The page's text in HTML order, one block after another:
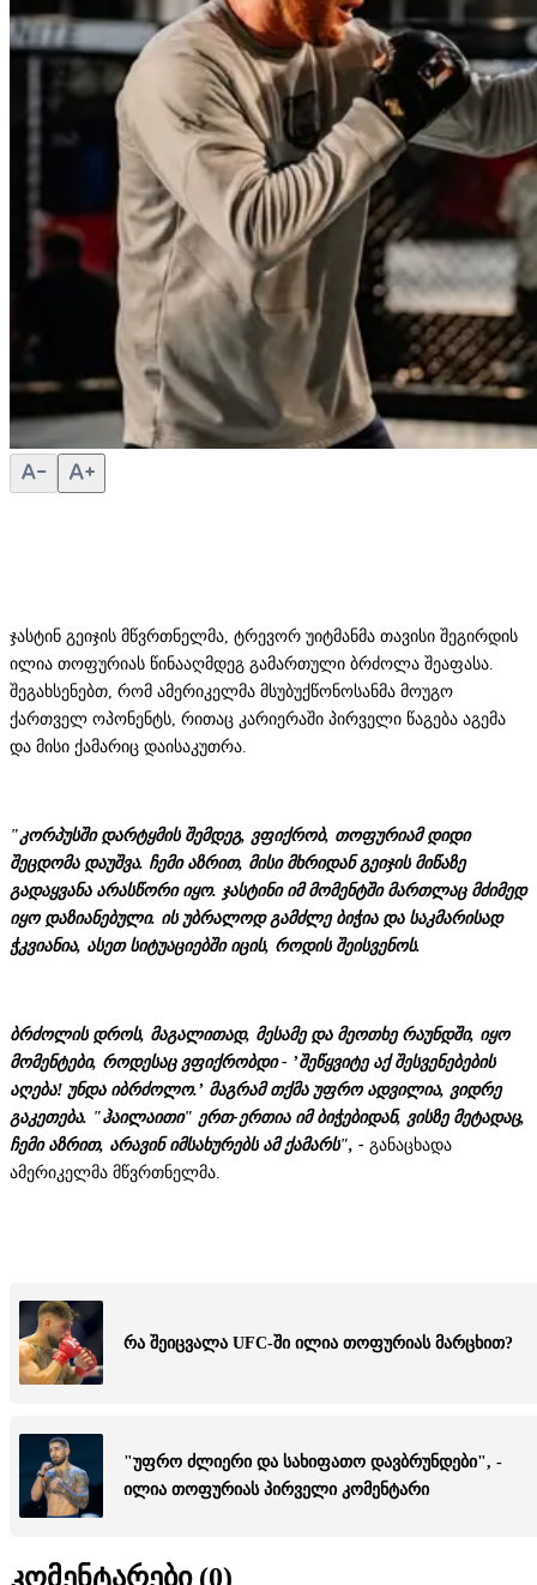
ჯასტინ გეიჯის მწვრთნელმა, ტრევორ უიტმანმა თავისი შეგირდის
ილია თოფურიას წინააღმდეგ გამართული ბრძოლა შეაფასა.
შეგახსენებთ, რომ ამერიკელმა მსუბუქწონოსანმა მოუგო
ქართველ ოპონენტს, რითაც კარიერაში პირველი წაგება აგემა
და მისი ქამარიც დაისაკუთრა.
"კორპუსში დარტყმის შემდეგ, ვფიქრობ, თოფურიამ დიდი
შეცდომა დაუშვა. ჩემი აზრით, მისი მხრიდან გეიჯის მიწაზე
გადაყვანა არასწორი იყო. ჯასტინი იმ მომენტში მართლაც მძიმედ
იყო დაზიანებული. ის უბრალოდ გამძლე ბიჭია და საკმარისად
ჭკვიანია, ასეთ სიტუაციებში იცის, როდის შეისვენოს.
ბრძოლის დროს, მაგალითად, მესამე და მეოთხე რაუნდში, იყო
მომენტები, როდესაც ვფიქრობდი - ’შეწყვიტე აქ შესვენებების
აღება! უნდა იბრძოლო.’ მაგრამ თქმა უფრო ადვილია, ვიდრე
გაკეთება. "ჰაილაითი" ერთ-ერთია იმ ბიჭებიდან, ვისზე მეტადაც,
ჩემი აზრით, არავინ იმსახურებს ამ ქამარს", - განაცხადა
ამერიკელმა მწვრთნელმა.
რა შეიცვალა UFC-ში ილია თოფურიას მარცხით?
"უფრო ძლიერი და სახიფათო დავბრუნდები", -
ილია თოფურიას პირველი კომენტარი
კომენტარები (0)